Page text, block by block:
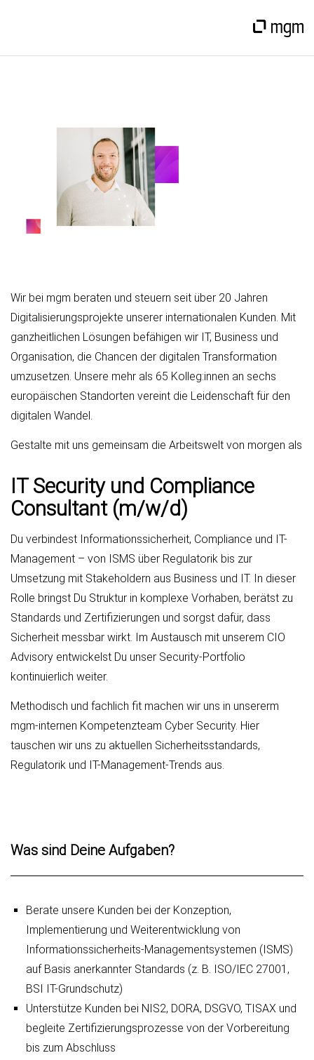
Wir bei mgm beraten und steuern seit über 20 Jahren
Digitalisierungsprojekte unserer internationalen Kunden. Mit
ganzheitlichen Lösungen befähigen wir IT, Business und
Organisation, die Chancen der digitalen Transformation
umzusetzen. Unsere mehr als 65 Kolleg:innen an sechs
europäischen Standorten vereint die Leidenschaft für den
digitalen Wandel.
Gestalte mit uns gemeinsam die Arbeitswelt von morgen als
IT Security und Compliance
Consultant (m/w/d)
Du verbindest Informationssicherheit, Compliance und IT-
Management – von ISMS über Regulatorik bis zur
Umsetzung mit Stakeholdern aus Business und IT. In dieser
Rolle bringst Du Struktur in komplexe Vorhaben, berätst zu
Standards und Zertifizierungen und sorgst dafür, dass
Sicherheit messbar wirkt. Im Austausch mit unserem CIO
Advisory entwickelst Du unser Security-Portfolio
kontinuierlich weiter.
Methodisch und fachlich fit machen wir uns in unsererm
mgm-internen Kompetenzteam Cyber Security. Hier
tauschen wir uns zu aktuellen Sicherheitsstandards,
Regulatorik und IT-Management-Trends aus.
Was sind Deine Aufgaben?
Berate unsere Kunden bei der Konzeption,
Implementierung und Weiterentwicklung von
Informationssicherheits-Managementsystemen (ISMS)
auf Basis anerkannter Standards (z. B. ISO/IEC 27001,
BSI IT-Grundschutz)
Unterstütze Kunden bei NIS2, DORA, DSGVO, TISAX und
begleite Zertifizierungsprozesse von der Vorbereitung
bis zum Abschluss